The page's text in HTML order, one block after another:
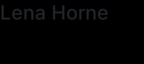
Lena Horne